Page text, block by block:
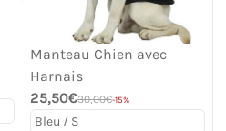
Manteau Chien avec
Harnais
25,50€30,00€-15%